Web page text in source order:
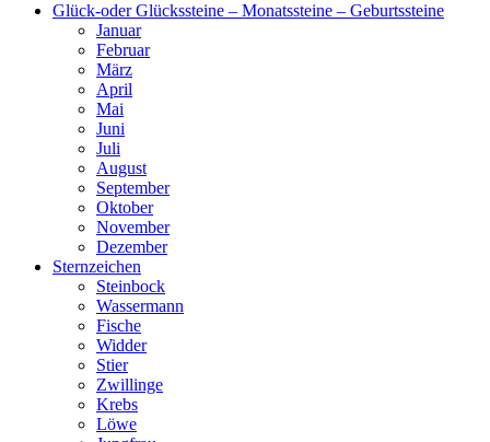
Glück-oder Glückssteine – Monatssteine – Geburtssteine
Januar
Februar
März
April
Mai
Juni
Juli
August
September
Oktober
November
Dezember
Sternzeichen
Steinbock
Wassermann
Fische
Widder
Stier
Zwillinge
Krebs
Löwe